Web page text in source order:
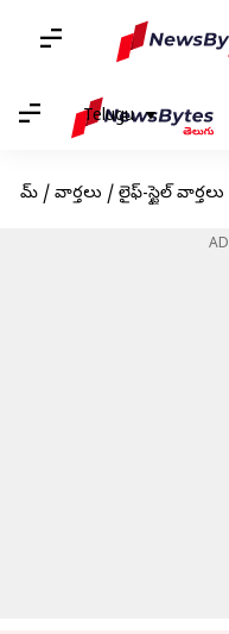
Telugu
హోమ్ / వార్తలు / లైఫ్-స్టైల్ వార్తలు